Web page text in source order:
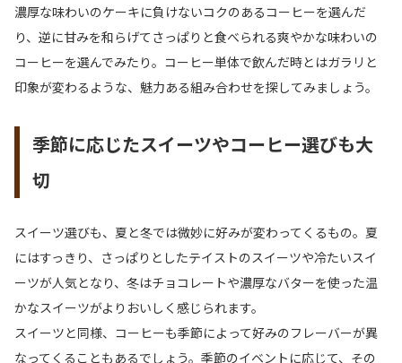
濃厚な味わいのケーキに負けないコクのあるコーヒーを選んだ
り、逆に甘みを和らげてさっぱりと食べられる爽やかな味わいの
コーヒーを選んでみたり。コーヒー単体で飲んだ時とはガラリと
印象が変わるような、魅力ある組み合わせを探してみましょう。
季節に応じたスイーツやコーヒー選びも大
切
スイーツ選びも、夏と冬では微妙に好みが変わってくるもの。夏
にはすっきり、さっぱりとしたテイストのスイーツや冷たいスイ
ーツが人気となり、冬はチョコレートや濃厚なバターを使った温
かなスイーツがよりおいしく感じられます。
スイーツと同様、コーヒーも季節によって好みのフレーバーが異
なってくることもあるでしょう。季節のイベントに応じて、その